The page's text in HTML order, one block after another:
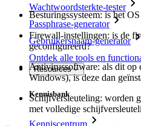
Wachtwoordsterkte-tester
Passphrase-generator
Gebruikersnaam-generator
Ontdek alle tools en
Resources
Kennisbank
Kenniscentrum
Besturingssysteem: is het
Firewall-instellingen: is de
geconfigureerd?
Antivirussoftware: als dit op
Windows), is deze dan
Schijfversleuteling: worden
met volledige